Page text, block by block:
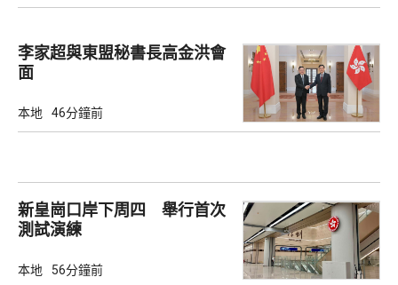
李家超與東盟秘書長高金洪會
面
本地 46分鐘前
新皇崗口岸下周四 舉行首次
測試演練
本地 56分鐘前